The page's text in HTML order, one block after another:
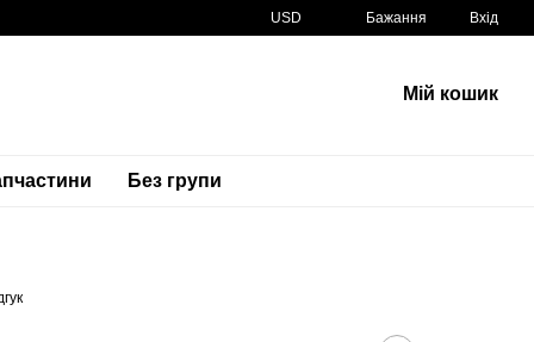
USD Бажання Вхід
Мій кошик
Без групи